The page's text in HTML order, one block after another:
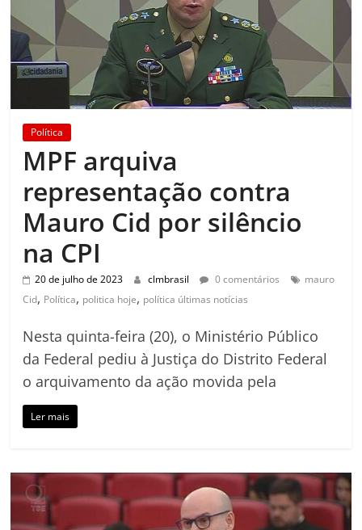
Política
MPF arquiva
representação contra
Mauro Cid por silêncio
na CPI
20 de julho de 2023 clmbrasil 0 comentários
mauro
Cid, Política, politica hoje, política últimas notícias
Nesta quinta-feira (20), o Ministério Público
da Federal pediu à Justiça do Distrito Federal
o arquivamento da ação movida pela
Ler mais